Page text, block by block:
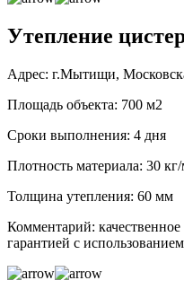
Утепление
Адрес: г.Мытищи,
Площадь объекта: 700 м2
Сроки выполнения: 4 дня
Плотность материала: 30
Толщина утепления: 60 мм
Комментарий:
гарантией с